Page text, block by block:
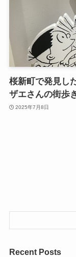
桜新町で発見し
ザエさんの街歩
2025年7月8日
Recent Posts